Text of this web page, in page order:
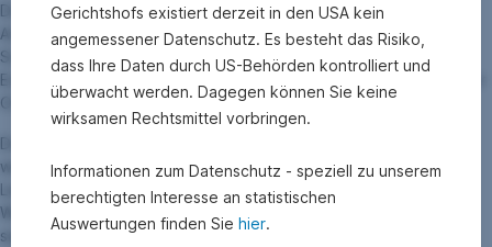
Der Zieleinlauf in Form eines Unendlichkeitszeichens (liegende
Acht) symbolisierte die unendliche, erneuerbare Energie von
Sonne, Wind, Wasser und Biomasse. 2.000 Zuseher haben dem
Extremsportler per Live-Schaltung die Daumen gedrückt, auch vor
Ort waren viele Fans.
Details am Rande: Um keinen „Drehwurm“ zu bekommen,
wechselte der Windrad-Marathonmann immer wieder die
Laufrichtung. Das Windrad leistet nicht nur als Location für
Weltrekorde tolle Arbeit: Es versorgt 1.030 Haushalte mit
sauberem Strom.
Gerichtshofs existiert derzeit in den USA kein
angemessener Datenschutz. Es besteht das Risiko,
dass Ihre Daten durch US-Behörden kontrolliert und
überwacht werden. Dagegen können Sie keine
wirksamen Rechtsmittel vorbringen.
Informationen zum Datenschutz - speziell zu unserem
berechtigten Interesse an statistischen
Auswertungen finden Sie hier.